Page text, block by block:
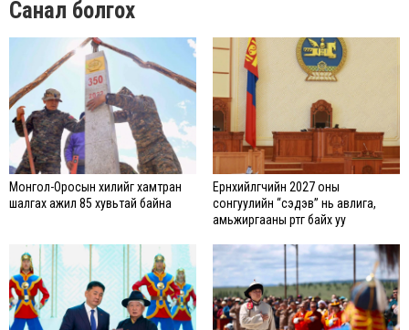
Санал болгох
Монгол-Оросын хилийг хамтран
шалгах ажил 85 хувьтай байна
Ерөнхийлөгчийн 2027 оны
сонгуулийн “сэдэв” нь авлига,
амьжиргааны өртөг байх уу